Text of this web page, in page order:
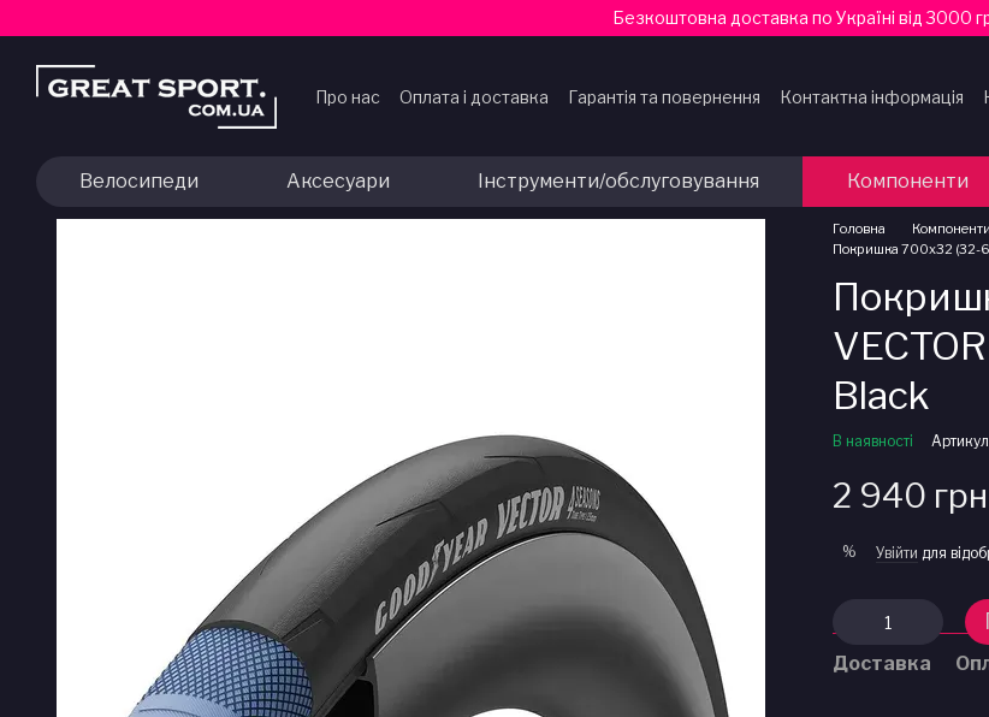
Безкоштовна доставка по Україні від 3000
Про нас Оплата і доставка Гарантія та повернення Контактна інформація
Велосипеди Аксесуари Інструменти/обслуговування Компоненти
Головна Компоненти
Покришка 700x32 (32-
Black
В наявності
2 940 грн
% Увійти для
Доставка